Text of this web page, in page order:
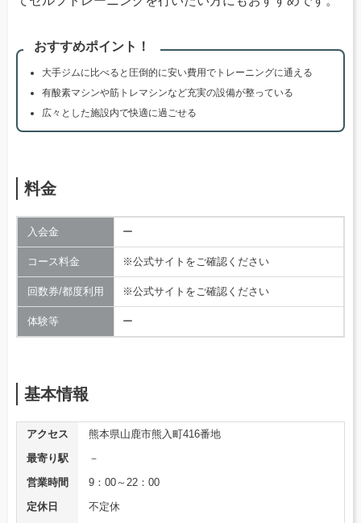
おすすめポイント！
大手ジムに比べると圧倒的に安い費用でトレーニングに通える
有酸素マシンや筋トレマシンなど充実の設備が整っている
広々とした施設内で快適に過ごせる
料金
入会金 ー
コース料金 ※公式サイトをご確認ください
回数券/都度利用 ※公式サイトをご確認ください
体験等 ー
基本情報
アクセス
熊本県山鹿市熊入町416番地
最寄り駅
－
営業時間
9：00～22：00
定休日
不定休